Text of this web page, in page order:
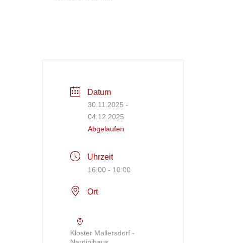
Datum
30.11.2025 -
04.12.2025
Abgelaufen
Uhrzeit
16:00 - 10:00
Ort
Kloster Mallersdorf -